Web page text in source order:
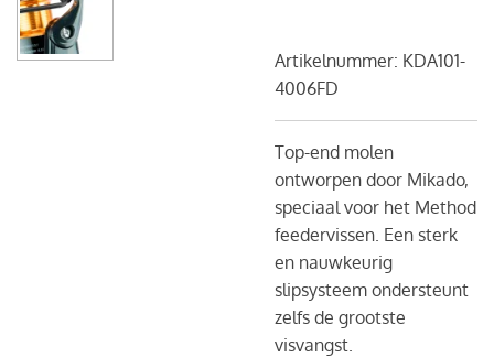
Artikelnummer: KDA101-
4006FD
Top-end molen
ontworpen door Mikado,
speciaal voor het Method
feedervissen. Een sterk
en nauwkeurig
slipsysteem ondersteunt
zelfs de grootste
visvangst.